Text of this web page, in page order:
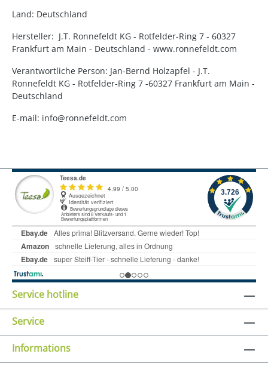
Land: Deutschland
Hersteller: J.T. Ronnefeldt KG - Rotfelder-Ring 7 - 60327
Frankfurt am Main - Deutschland - www.ronnefeldt.com
Verantwortliche Person: Jan-Bernd Holzapfel - J.T.
Ronnefeldt KG - Rotfelder-Ring 7 -60327 Frankfurt am Main -
Deutschland
E-mail: info@ronnefeldt.com
Service hotline
Service
Informations